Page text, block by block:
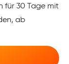
für 30 Tage mit
ab